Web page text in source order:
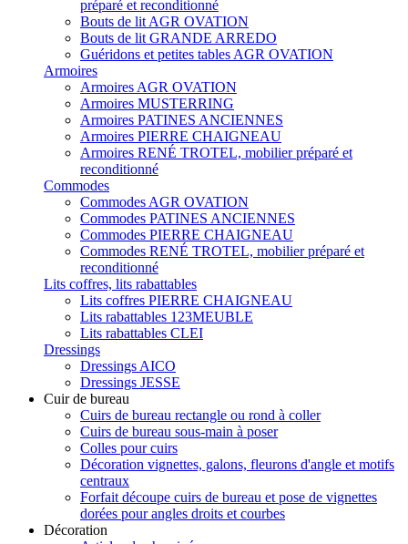
préparé et reconditionné
Bouts de lit AGR OVATION
Bouts de lit GRANDE ARREDO
Guéridons et petites tables AGR OVATION
Armoires
Armoires AGR OVATION
Armoires MUSTERRING
Armoires PATINES ANCIENNES
Armoires PIERRE CHAIGNEAU
Armoires RENÉ TROTEL, mobilier préparé et
reconditionné
Commodes
Commodes AGR OVATION
Commodes PATINES ANCIENNES
Commodes PIERRE CHAIGNEAU
Commodes RENÉ TROTEL, mobilier préparé et
reconditionné
Lits coffres, lits rabattables
Lits coffres PIERRE CHAIGNEAU
Lits rabattables 123MEUBLE
Lits rabattables CLEI
Dressings
Dressings AICO
Dressings JESSE
Cuir de bureau
Cuirs de bureau rectangle ou rond à coller
Cuirs de bureau sous-main à poser
Colles pour cuirs
Décoration vignettes, galons, fleurons d'angle et motifs
centraux
Forfait découpe cuirs de bureau et pose de vignettes
dorées pour angles droits et courbes
Décoration